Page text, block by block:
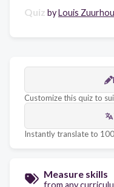
Quiz byLouis
Customize this quiz to
Instantly translate to
Measure skills
from any